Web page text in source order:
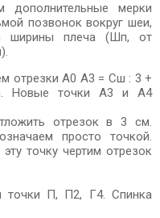
дополнительные мерки
позвонок вокруг шеи,
ширины плеча (Шп, от
отрезки А0 А3 = Сш : 3 +
Новые точки А3 и А4
отрезок в 3 см.
просто точкой.
точку чертим отрезок
точки П, П2, Г4. Спинка